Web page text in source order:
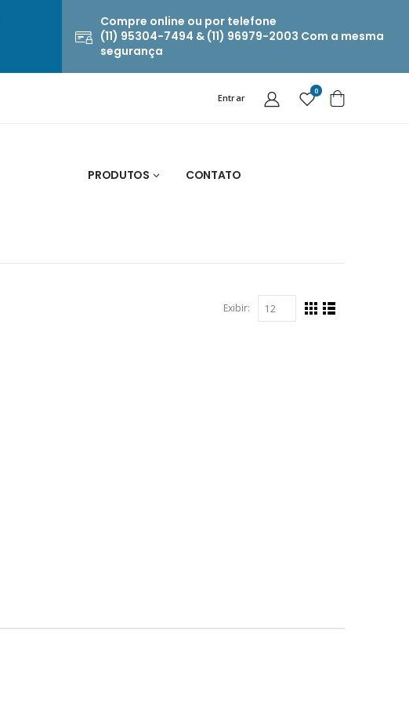
Compre online ou por telefone
(11) 95304-7494 & (11) 96979-2003 Com a mesma
segurança
Entrar
0
PRODUTOS CONTATO
Exibir: